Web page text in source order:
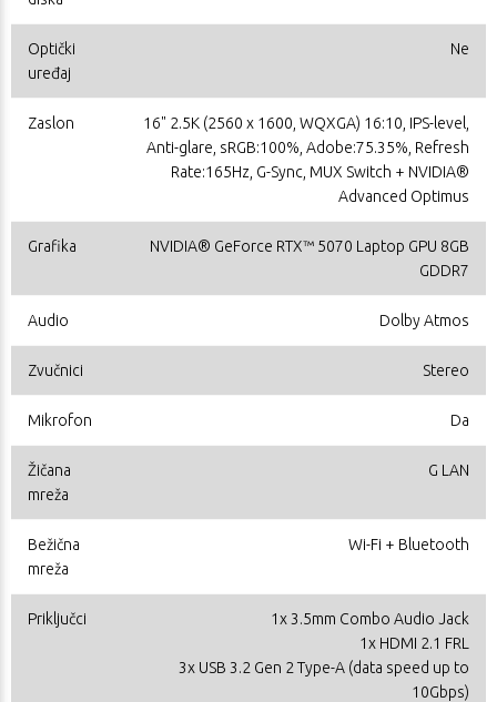
Optički
uređaj
Ne
Zaslon
16" 2.5K (2560 x 1600, WQXGA) 16:10, IPS-level,
Anti-glare, sRGB:100%, Adobe:75.35%, Refresh
Rate:165Hz, G-Sync, MUX Switch + NVIDIA®
Advanced Optimus
Grafika
NVIDIA® GeForce RTX™ 5070 Laptop GPU 8GB
GDDR7
Audio Dolby Atmos
Zvučnici Stereo
Mikrofon Da
Žičana
mreža
G LAN
Bežična
mreža
Wi-Fi + Bluetooth
Priključci
1x 3.5mm Combo Audio Jack
1x HDMI 2.1 FRL
3x USB 3.2 Gen 2 Type-A (data speed up to
10Gbps)